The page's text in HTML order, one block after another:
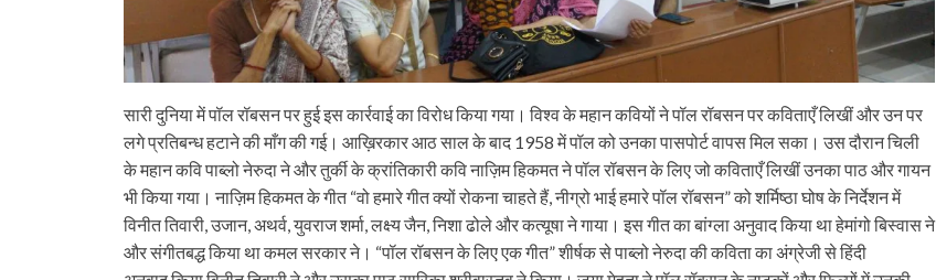
सारी दुनिया में पॉल रॉबसन पर हुई इस कार्रवाई का विरोध किया गया। विश्व के महान कवियों ने पॉल रॉबसन पर कविताएँ लिखीं और उन पर
लगे प्रतिबन्ध हटाने की माँग की गई। आख़िरकार आठ साल के बाद 1958 में पॉल को उनका पासपोर्ट वापस मिल सका। उस दौरान चिली
के महान कवि पाब्लो नेरुदा ने और तुर्की के क्रांतिकारी कवि नाज़िम हिकमत ने पॉल रॉबसन के लिए जो कविताएँ लिखीं उनका पाठ और गायन
भी किया गया। नाज़िम हिकमत के गीत “वो हमारे गीत क्यों रोकना चाहते हैं, नीग्रो भाई हमारे पॉल रॉबसन” को शर्मिष्ठा घोष के निर्देशन में
विनीत तिवारी, उजान, अथर्व, युवराज शर्मा, लक्ष्य जैन, निशा ढोले और कत्यूषा ने गाया। इस गीत का बांग्ला अनुवाद किया था हेमांगो बिस्वास ने
और संगीतबद्ध किया था कमल सरकार ने। “पॉल रॉबसन के लिए एक गीत” शीर्षक से पाब्लो नेरुदा की कविता का अंग्रेजी से हिंदी